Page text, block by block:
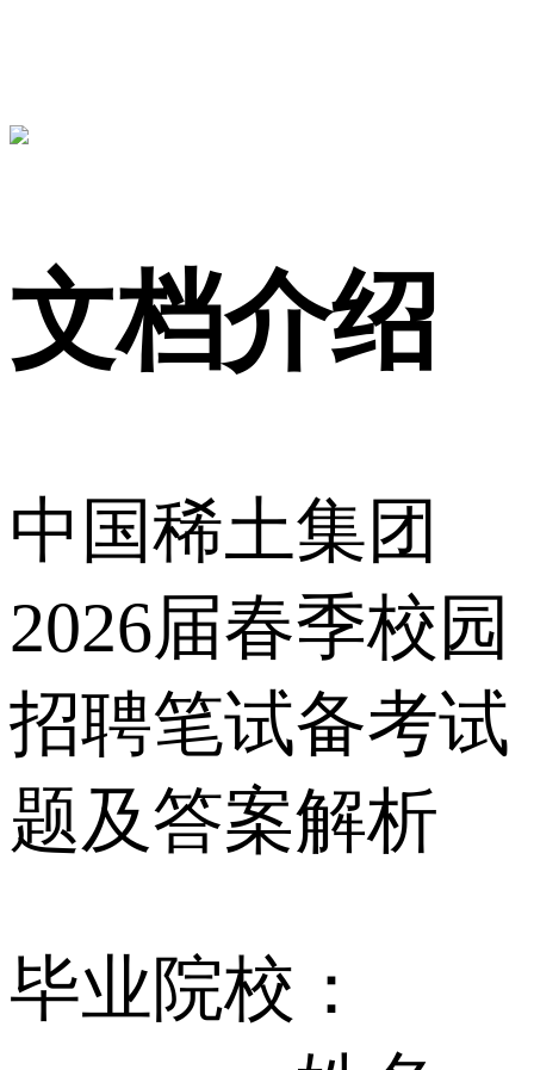
文档介绍
中国稀土集团
2026届春季校园
招聘笔试备考试
题及答案解析
毕业院校：